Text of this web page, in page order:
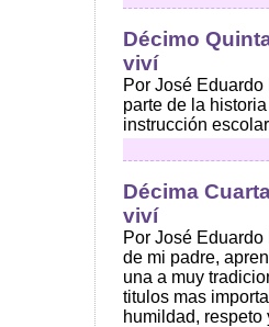
Décimo
viví
Por José
parte de la
instrucción
Décima
viví
Por José
de mi padre,
una a muy
titulos mas
humildad, respeto